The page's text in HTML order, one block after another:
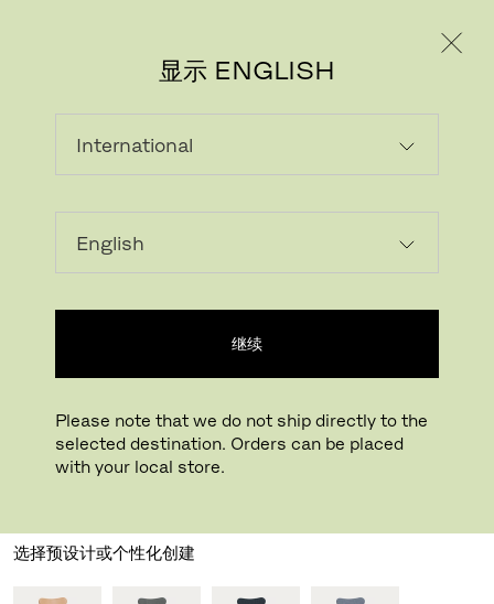
显示 ENGLISH
继续
Please note that we do not ship directly to the
selected destination. Orders can be placed
with your local store.
SERIES 7™ COUNTER STOOL
选择预设计或个性化创建